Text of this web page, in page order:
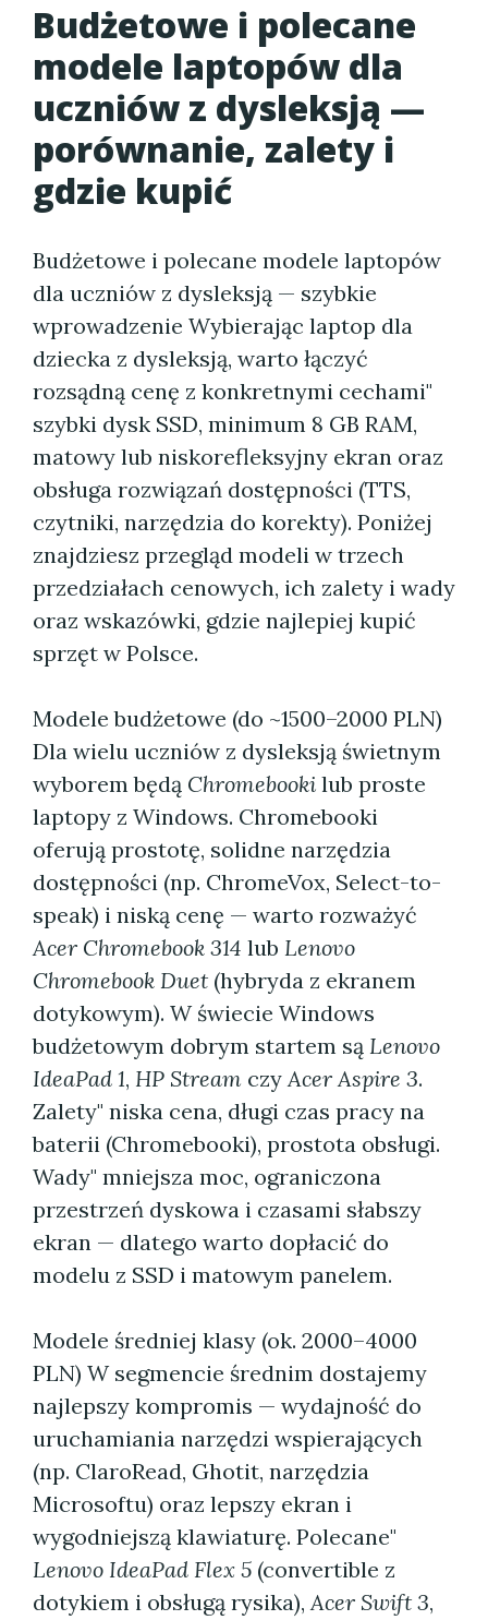
Budżetowe i polecane
modele laptopów dla
uczniów z dysleksją —
porównanie, zalety i
gdzie kupić
Budżetowe i polecane modele laptopów
dla uczniów z dysleksją — szybkie
wprowadzenie Wybierając laptop dla
dziecka z dysleksją, warto łączyć
rozsądną cenę z konkretnymi cechami"
szybki dysk SSD, minimum 8 GB RAM,
matowy lub niskorefleksyjny ekran oraz
obsługa rozwiązań dostępności (TTS,
czytniki, narzędzia do korekty). Poniżej
znajdziesz przegląd modeli w trzech
przedziałach cenowych, ich zalety i wady
oraz wskazówki, gdzie najlepiej kupić
sprzęt w Polsce.
Modele budżetowe (do ~1500–2000 PLN)
Dla wielu uczniów z dysleksją świetnym
wyborem będą Chromebooki lub proste
laptopy z Windows. Chromebooki
oferują prostotę, solidne narzędzia
dostępności (np. ChromeVox, Select-to-
speak) i niską cenę — warto rozważyć
Acer Chromebook 314 lub Lenovo
Chromebook Duet (hybryda z ekranem
dotykowym). W świecie Windows
budżetowym dobrym startem są Lenovo
IdeaPad 1, HP Stream czyAcer Aspire 3.
Zalety" niska cena, długi czas pracy na
baterii (Chromebooki), prostota obsługi.
Wady" mniejsza moc, ograniczona
przestrzeń dyskowa i czasami słabszy
ekran — dlatego warto dopłacić do
modelu z SSD i matowym panelem.
Modele średniej klasy (ok. 2000–4000
PLN) W segmencie średnim dostajemy
najlepszy kompromis — wydajność do
uruchamiania narzędzi wspierających
(np. ClaroRead, Ghotit, narzędzia
Microsoftu) oraz lepszy ekran i
wygodniejszą klawiaturę. Polecane"
Lenovo IdeaPad Flex 5 (convertible z
dotykiem i obsługą rysika),Acer Swift 3,